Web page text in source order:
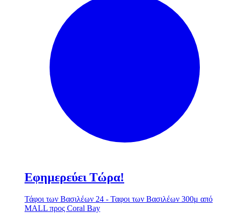
Εφημερεύει Τώρα!
Τάφοι των Βασιλέων 24 - Ταφοι των Βασιλέων 300μ από
MALL προς Coral Bay